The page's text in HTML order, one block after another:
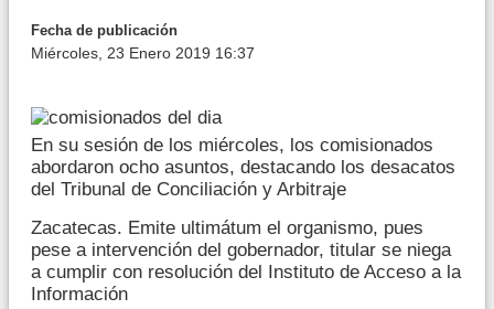
Fecha de publicación
Miércoles, 23 Enero 2019 16:37
En su sesión de los miércoles, los comisionados
abordaron ocho asuntos, destacando los desacatos
del Tribunal de Conciliación y Arbitraje
Zacatecas. Emite ultimátum el organismo, pues
pese a intervención del gobernador, titular se niega
a cumplir con resolución del Instituto de Acceso a la
Información